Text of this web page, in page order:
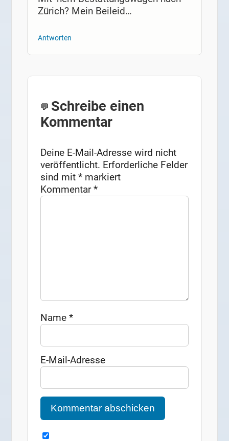
Zürich? Mein Beileid…
Antworten
Schreibe einen
Kommentar
Deine E-Mail-Adresse wird nicht
veröffentlicht. Erforderliche Felder
sind mit* markiert
Kommentar*
Name*
E-Mail-Adresse